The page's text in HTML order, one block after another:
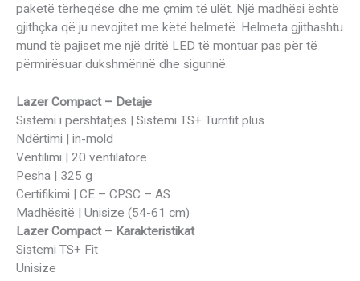
paketë tërheqëse dhe me çmim të ulët. Një madhësi është
gjithçka që ju nevojitet me këtë helmetë. Helmeta gjithashtu
mund të pajiset me një dritë LED të montuar pas për të
përmirësuar dukshmërinë dhe sigurinë.
Lazer Compact – Detaje
Sistemi i përshtatjes | Sistemi TS+ Turnfit plus
Ndërtimi | in-mold
Ventilimi | 20 ventilatorë
Pesha | 325 g
Certifikimi | CE – CPSC – AS
Madhësitë | Unisize (54-61 cm)
Lazer Compact – Karakteristikat
Sistemi TS+ Fit
Unisize